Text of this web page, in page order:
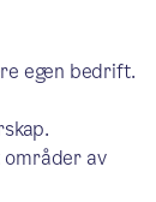
egen bedrift.
av